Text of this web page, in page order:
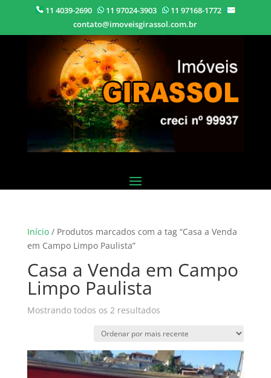
11 4039-2690 11 97024-3903
11 97168-1772
contato@imoveisgirassol.com.br
Início/ Produtos marcados com a tag “Casa a Venda
em Campo Limpo Paulista”
Casa a Venda em Campo
Limpo Paulista
Mostrando todos os 2 resultadosClassificado
mais
recente